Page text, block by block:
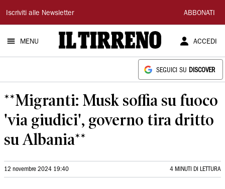
Il
Tirreno
Iscriviti alle Newsletter ABBONATI
MENU ACCEDI
SEGUICI SU DISCOVER
**Migranti: Musk soffia su fuoco
'via giudici', governo tira dritto
su Albania**
12 novembre 2024 19:40 4 MINUTI DI LETTURA